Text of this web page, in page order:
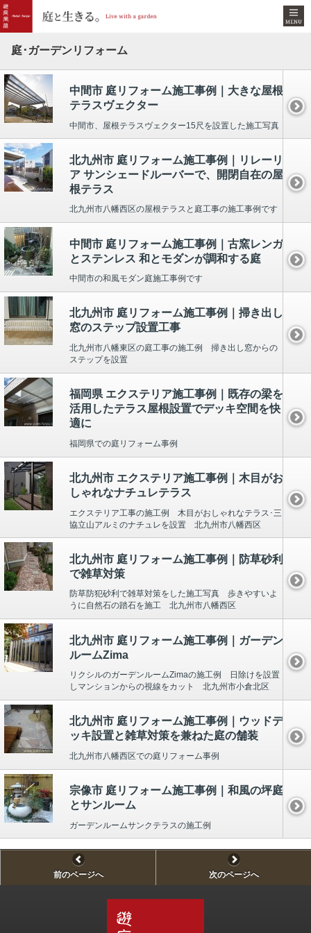
庭･ガーデンリフォーム
中間市 庭リフォーム施工事例｜大きな屋根
テラスヴェクター
中間市、屋根テラスヴェクター15尺を設置した施工写真
北九州市 庭リフォーム施工事例｜リレーリ
ア サンシェードルーバーで、開閉自在の屋
根テラス
北九州市八幡西区の屋根テラスと庭工事の施工事例です
中間市 庭リフォーム施工事例｜古窯レンガ
とステンレス 和とモダンが調和する庭
中間市の和風モダン庭施工事例です
北九州市 庭リフォーム施工事例｜掃き出し
窓のステップ設置工事
北九州市八幡東区の庭工事の施工例 掃き出し窓からの
ステップを設置
福岡県 エクステリア施工事例｜既存の梁を
活用したテラス屋根設置でデッキ空間を快
適に
福岡県での庭リフォーム事例
北九州市 エクステリア施工事例｜木目がお
しゃれなナチュレテラス
エクステリア工事の施工例 木目がおしゃれなテラス･三
協立山アルミのナチュレを設置 北九州市八幡西区
北九州市 庭リフォーム施工事例｜防草砂利
で雑草対策
防草防犯砂利で雑草対策をした施工写真 歩きやすいよ
うに自然石の踏石を施工 北九州市八幡西区
北九州市 庭リフォーム施工事例｜ガーデン
ルームZima
リクシルのガーデンルームZimaの施工例 日除けを設置
しマンションからの視線をカット 北九州市小倉北区
北九州市 庭リフォーム施工事例｜ウッドデ
ッキ設置と雑草対策を兼ねた庭の舗装
北九州市八幡西区での庭リフォーム事例
宗像市 庭リフォーム施工事例｜和風の坪庭
とサンルーム
ガーデンルームサンクテラスの施工例
前のページへ 次のページへ